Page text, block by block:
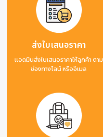
ส่งใบเสนอราคา
แอดมินส่งใบเสนอราคาให้ลูกค้า ตาม
ช่องทางไลน์ หรืออีเมล